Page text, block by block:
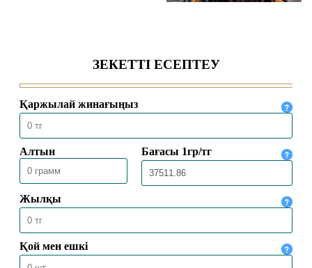
04.08.2026 1903
БАС МҮФТИ ТӨРАЛҚА МӘЖІЛІСІН
ӨТКІЗДІ
31.07.2026